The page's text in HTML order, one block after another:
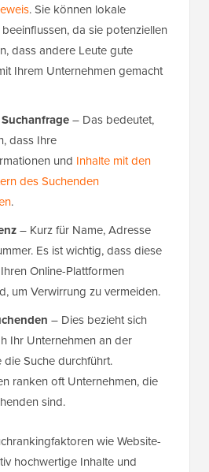
. Sie können lokale
da sie potenziellen
dass andere Leute gute
Ihrem Unternehmen gemacht
– Das bedeutet,
dass Ihre
und Inhalte mit den
des Suchenden
.
– Kurz für Name, Adresse
Es ist wichtig, dass diese
Online-Plattformen
um Verwirrung zu vermeiden.
– Dies bezieht sich
Ihr Unternehmen an der
die Suche durchführt.
ranken oft Unternehmen, die
sind.
wie Website-
hochwertige Inhalte und